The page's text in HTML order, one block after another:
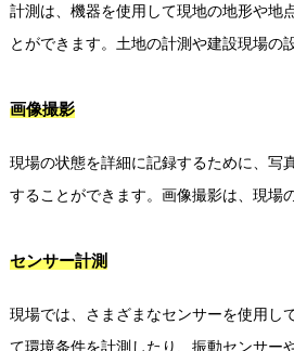
計測は、機器を使用して現地の地形や地
とができます。土地の計測や建設現場の
画像撮影
現場の状態を詳細に記録するために、写
することができます。画像撮影は、現場
センサー計測
現場では、さまざまなセンサーを使用し
て環境条件を計測したり、振動センサー